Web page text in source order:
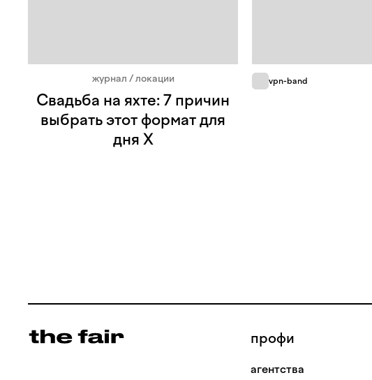
журнал / локации
Свадьба на яхте: 7 причин
выбрать этот формат для
дня Х
vpn-band
профи
агентства